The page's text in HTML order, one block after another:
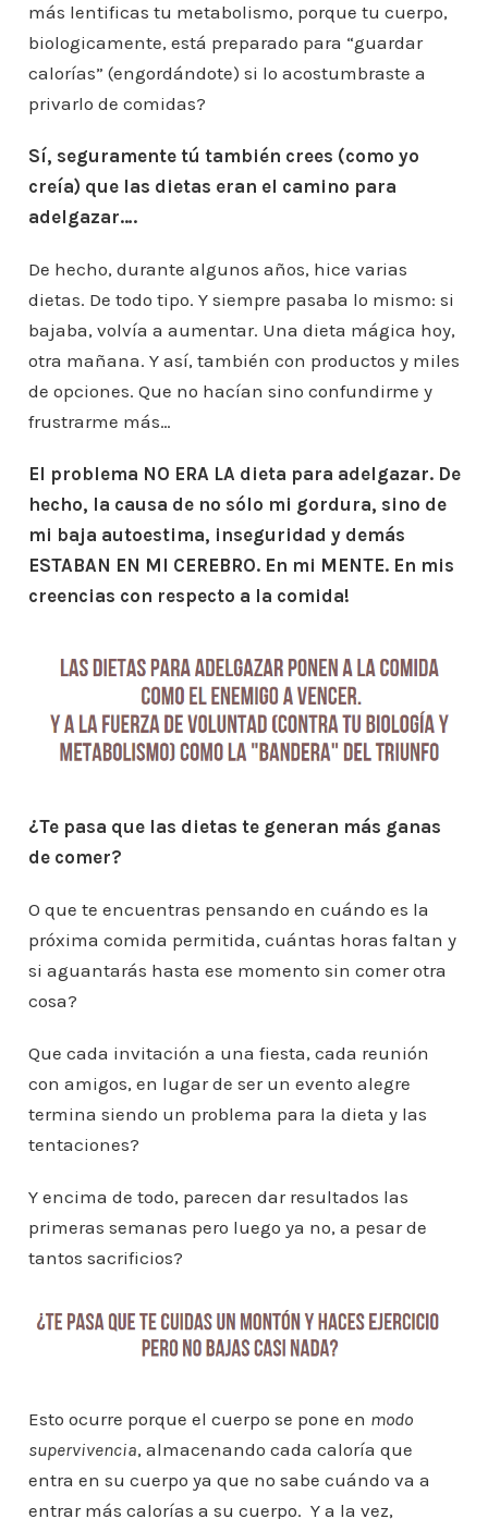
más lentificas tu metabolismo, porque tu cuerpo,
biologicamente, está preparado para “guardar
calorías” (engordándote) si lo acostumbraste a
privarlo de comidas?
Sí, seguramente tú también crees (como yo
creía) que las dietas eran el camino para
adelgazar….
De hecho, durante algunos años, hice varias
dietas. De todo tipo. Y siempre pasaba lo mismo: si
bajaba, volvía a aumentar. Una dieta mágica hoy,
otra mañana. Y así, también con productos y miles
de opciones. Que no hacían sino confundirme y
frustrarme más…
El problema NO ERA LA dieta para adelgazar. De
hecho, la causa de no sólo mi gordura, sino de
mi baja autoestima, inseguridad y demás
ESTABAN EN MI CEREBRO. En mi MENTE. En mis
creencias con respecto a la comida!
¿Te pasa que las dietas te generan más ganas
de comer?
O que te encuentras pensando en cuándo es la
próxima comida permitida, cuántas horas faltan y
si aguantarás hasta ese momento sin comer otra
cosa?
Que cada invitación a una fiesta, cada reunión
con amigos, en lugar de ser un evento alegre
termina siendo un problema para la dieta y las
tentaciones?
Y encima de todo, parecen dar resultados las
primeras semanas pero luego ya no, a pesar de
tantos sacrificios?
Esto ocurre porque el cuerpo se pone en modo
supervivencia, almacenando cada caloría que
entra en su cuerpo ya que no sabe cuándo va a
entrar más calorías a su cuerpo. Y a la vez,